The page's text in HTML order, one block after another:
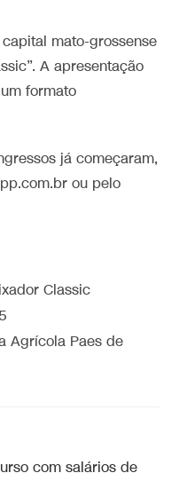
mato-grossense
A apresentação
formato
já começaram,
ou pelo
Classic
Agrícola Paes de
com salários de